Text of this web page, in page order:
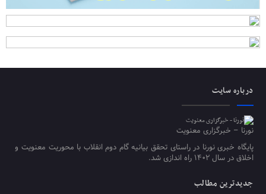
درباره سایت
نورنا – خبرگزاری معنویت
پایگاه خبری نورنا در راستای تحقق بیانیه گام دوم انقلاب با محوریت معنویت و
اخلاق در سال ۱۴۰۲ راه اندازی شد.
جدیدترین مطالب